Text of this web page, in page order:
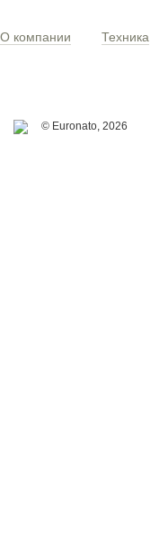
О компании Техника
© Euronato, 2026